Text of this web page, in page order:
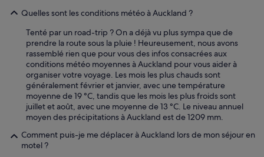
Quelles sont les conditions météo à Auckland ?
Tenté par un road-trip ? On a déjà vu plus sympa que de
prendre la route sous la pluie ! Heureusement, nous avons
rassemblé rien que pour vous des infos consacrées aux
conditions météo moyennes à Auckland pour vous aider à
organiser votre voyage. Les mois les plus chauds sont
généralement février et janvier, avec une température
moyenne de 19 °C, tandis que les mois les plus froids sont
juillet et août, avec une moyenne de 13 °C. Le niveau annuel
moyen des précipitations à Auckland est de 1209 mm.
Comment puis-je me déplacer à Auckland lors de mon séjour en
motel ?